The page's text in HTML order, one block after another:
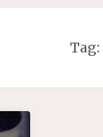
Tag: